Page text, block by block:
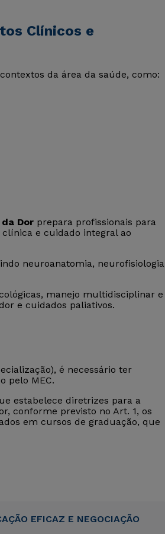
Clínicos e
da área da saúde, como:
Dor prepara profissionais para
e cuidado integral ao
neuroanatomia,
manejo multidisciplinar e
e cuidados paliativos.
é necessário ter
pelo MEC.
estabelece diretrizes para a
conforme previsto no Art. 1, os
em cursos de graduação, que
EFICAZ E NEGOCIAÇÃO